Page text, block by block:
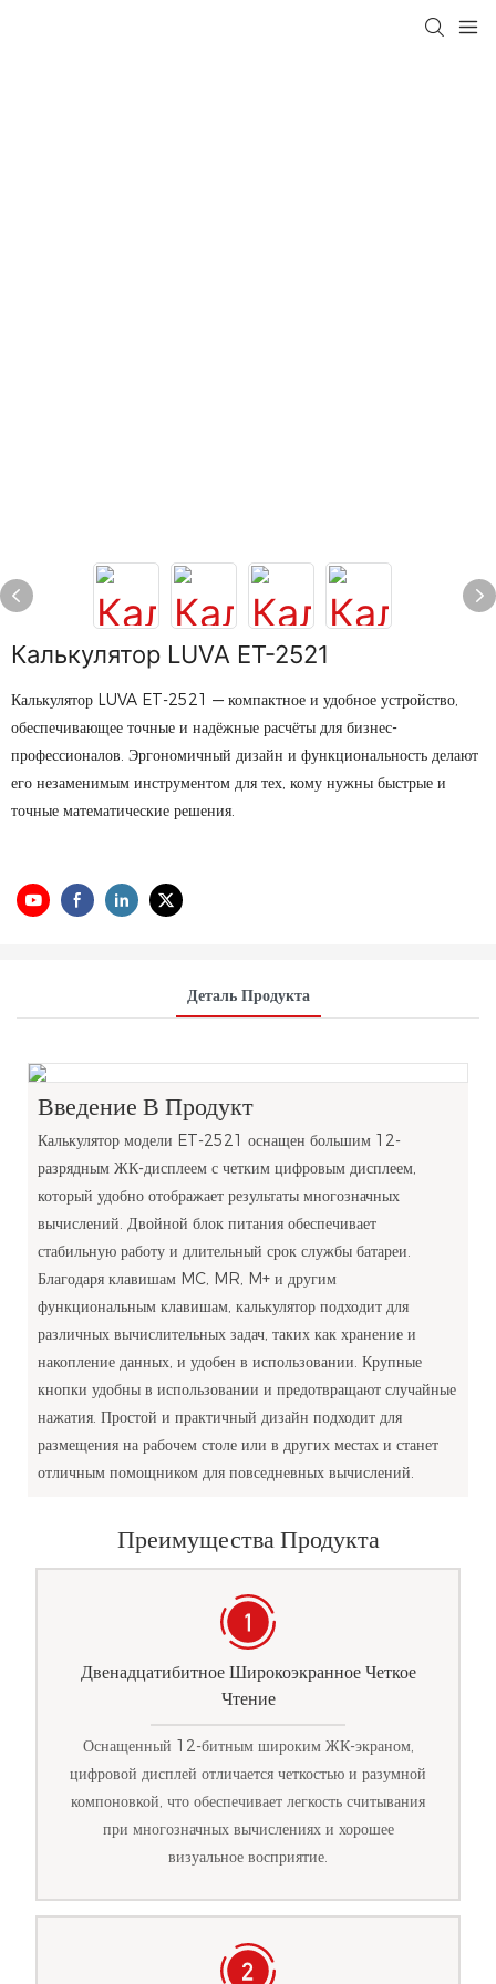
Калькулятор LUVA ET-2521
Калькулятор LUVA ET-2521 — компактное и удобное устройство,
обеспечивающее точные и надёжные расчёты для бизнес-
профессионалов. Эргономичный дизайн и функциональность делают
его незаменимым инструментом для тех, кому нужны быстрые и
точные математические решения.
Деталь Продукта
Введение В Продукт
Калькулятор модели ET-2521 оснащен большим 12-
разрядным ЖК-дисплеем с четким цифровым дисплеем,
который удобно отображает результаты многозначных
вычислений. Двойной блок питания обеспечивает
стабильную работу и длительный срок службы батареи.
Благодаря клавишам MC, MR, M+ и другим
функциональным клавишам, калькулятор подходит для
различных вычислительных задач, таких как хранение и
накопление данных, и удобен в использовании. Крупные
кнопки удобны в использовании и предотвращают случайные
нажатия. Простой и практичный дизайн подходит для
размещения на рабочем столе или в других местах и ​​станет
отличным помощником для повседневных вычислений.
Преимущества Продукта
Двенадцатибитное Широкоэкранное Четкое
Чтение
Оснащенный 12-битным широким ЖК-экраном,
цифровой дисплей отличается четкостью и разумной
компоновкой, что обеспечивает легкость считывания
при многозначных вычислениях и хорошее
визуальное восприятие.